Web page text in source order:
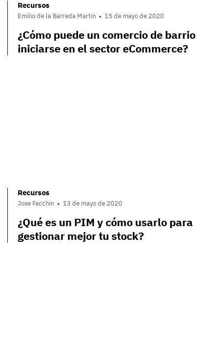
Recursos
Emilio de la Barreda Martin 15 de mayo de 2020
¿Cómo puede un comercio de barrio
iniciarse en el sector eCommerce?
Recursos
Jose Facchin 13 de mayo de 2020
¿Qué es un PIM y cómo usarlo para
gestionar mejor tu stock?